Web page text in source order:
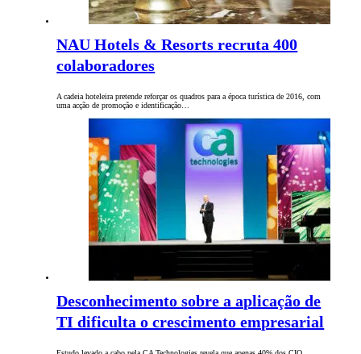
NAU Hotels & Resorts recruta 400
colaboradores
A cadeia hoteleira pretende reforçar os quadros para a época turística de 2016, com
uma acção de promoção e identificação…
Desconhecimento sobre a aplicação de
TI dificulta o crescimento empresarial